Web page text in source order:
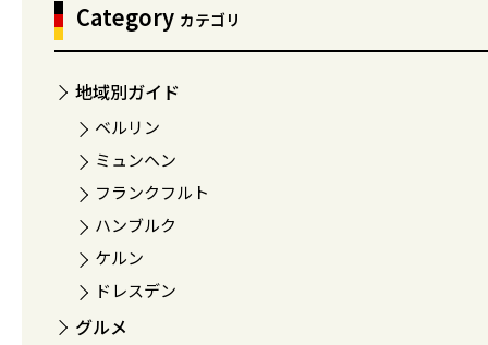
Category カテゴリ
地域別ガイド
ベルリン
ミュンヘン
フランクフルト
ハンブルク
ケルン
ドレスデン
グルメ